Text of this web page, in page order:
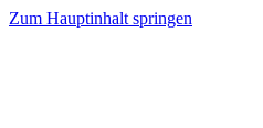
Zum Hauptinhalt springen